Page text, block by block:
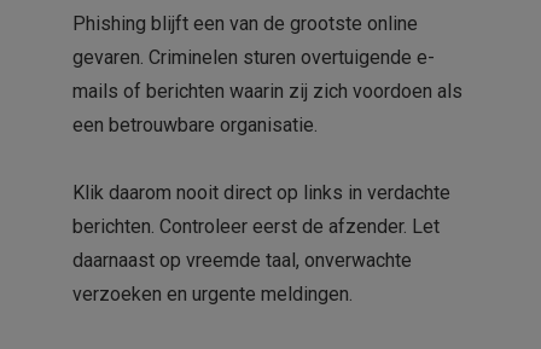
Phishing blijft een van de grootste online
gevaren. Criminelen sturen overtuigende e-
mails of berichten waarin zij zich voordoen als
een betrouwbare organisatie.
Klik daarom nooit direct op links in verdachte
berichten. Controleer eerst de afzender. Let
daarnaast op vreemde taal, onverwachte
verzoeken en urgente meldingen.